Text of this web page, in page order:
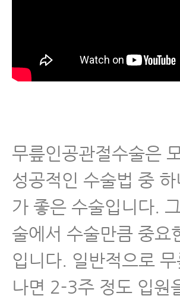
재활치료 해야 할까요?
- 척추수술 후 통증
유합술 후 새로 생
근육파열
디스크 내장증
무릎인공관절수술은
성공적인 수술법 중
가 좋은 수술입니다.
술에서 수술만큼 중요
입니다. 일반적으로
나면 2-3주 정도 입원